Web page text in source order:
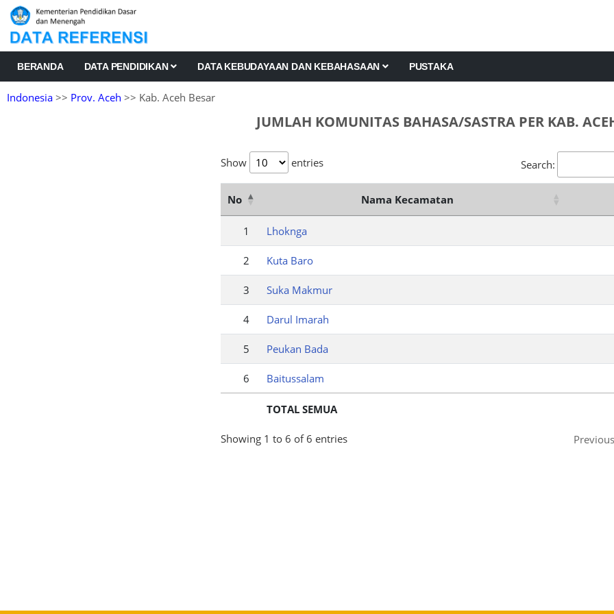
BERANDA DATA PENDIDIKAN DATA KEBUDAYAAN DAN KEBAHASAAN PUSTAKA
Indonesia >> Prov. Aceh >> Kab. Aceh Besar
JUMLAH KOMUNITAS BAHASA/SASTRA PER KAB.
Show entries Search:
No Nama Kecamatan
1 Lhoknga
2 Kuta Baro
3 Suka Makmur
4 Darul Imarah
5 Peukan Bada
6 Baitussalam
TOTAL SEMUA
Showing 1 to 6 of 6 entries Previous